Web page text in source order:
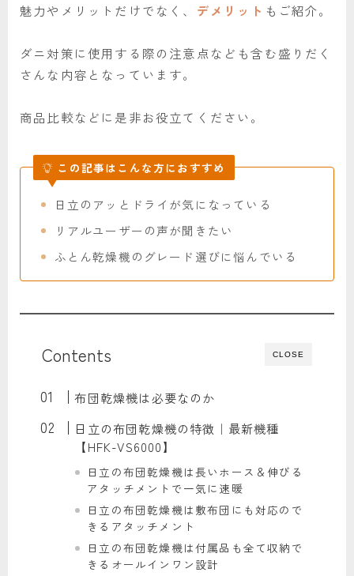
魅力やメリットだけでなく、 デメリット もご紹介。
ダニ対策に使用する際の注意点なども含む盛りだく
さんな内容となっています。
商品比較などに是非お役立てください。
この記事はこんな方におすすめ
日立のアッとドライが気になっている
リアルユーザーの声が聞きたい
ふとん乾燥機のグレード選びに悩んでいる
CLOSE
Contents
布団乾燥機は必要なのか
日立の布団乾燥機の特徴｜最新機種
【HFK-VS6000】
日立の布団乾燥機は長いホース＆伸びる
アタッチメントで一気に速暖
日立の布団乾燥機は敷布団にも対応ので
きるアタッチメント
日立の布団乾燥機は付属品も全て収納で
きるオールインワン設計